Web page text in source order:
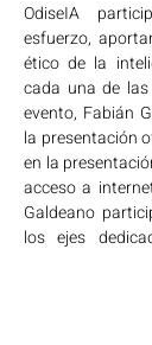
OdiseIA
esfuerzo,
ético de la
cada una de
evento, Fabián
la presentación
en la
acceso a
Galdeano
los ejes